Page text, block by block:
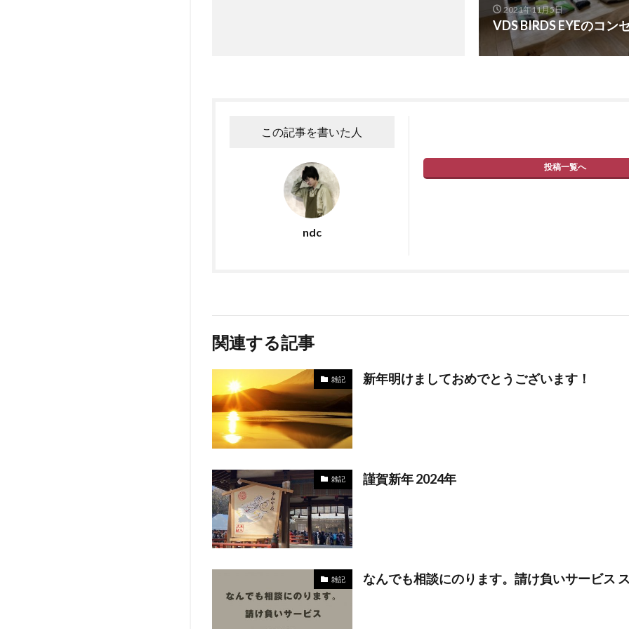
2021年11月5日
VDS BIRDS EYEのコン
この記事を書いた人
ndc
投稿一覧へ
関連する記事
雑記 新年明けましておめでとうございます！
雑記 謹賀新年 2024年
雑記 なんでも相談にのります。請け負いサービス